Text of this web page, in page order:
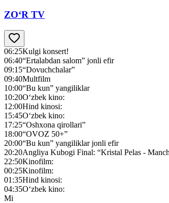
ZO‘R TV
06:25Kulgi konsert!
06:40“Ertalabdan salom” jonli efir
09:15“Dovuchchalar”
09:40Multfilm
10:00“Bu kun” yangiliklar
10:20O‘zbek kino:
12:00Hind kinosi:
15:45O‘zbek kino:
17:25“Oshxona qirollari”
18:00“OVOZ 50+”
20:00“Bu kun” yangiliklar jonli efir
20:20Angliya Kubogi Final: “Kristal Pelas -
22:50Kinofilm:
00:25Kinofilm:
01:35Hind kinosi:
04:35O‘zbek kino:
Mi